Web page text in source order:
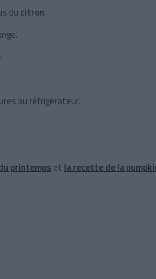
du citron.
au réfrigérateur.
printemps et la recette de la